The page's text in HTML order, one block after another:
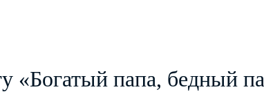
«Богатый папа, бедный